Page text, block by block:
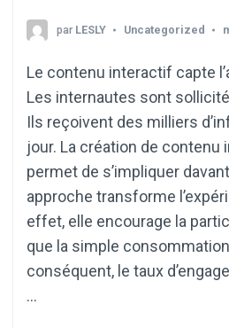
par LESLY Uncategorized
Le contenu interactif capte
Les internautes sont
Ils reçoivent des milliers
jour. La création de contenu
permet de s’impliquer
approche transforme
effet, elle encourage la
que la simple
conséquent, le taux
…